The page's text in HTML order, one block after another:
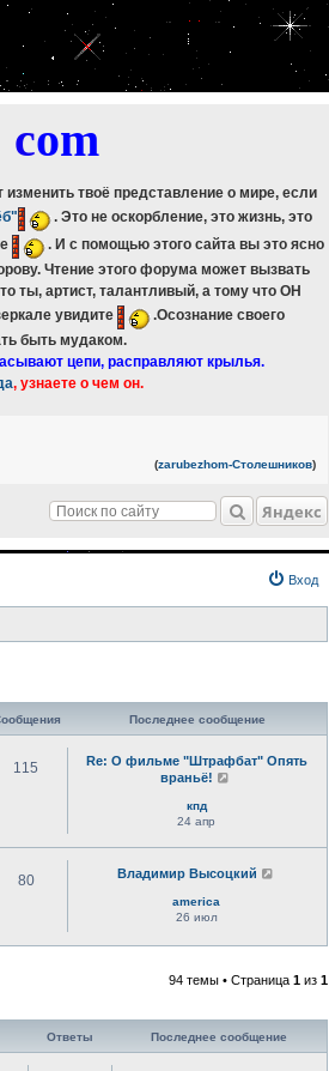
com
твоё представление о мире, если
. Это не оскорбление, это жизнь, это
. И с помощью этого сайта вы это ясно
Чтение этого форума может вызвать
ты, артист, талантливый, а тому что ОН
увидите
.Осознание своего
быть мудаком.
цепи, расправляют крылья.
, узнаете о чем он.
(zarubezhom-Столешников)
Яндекс
Вход
Последнее сообщение
115
Re: О фильме "Штрафбат" Опять
враньё!
кпд
24 апр
80 Владимир Высоцкий
america
26 июл
94 темы • Страница 1 из 1
Ответы Последнее сообщение